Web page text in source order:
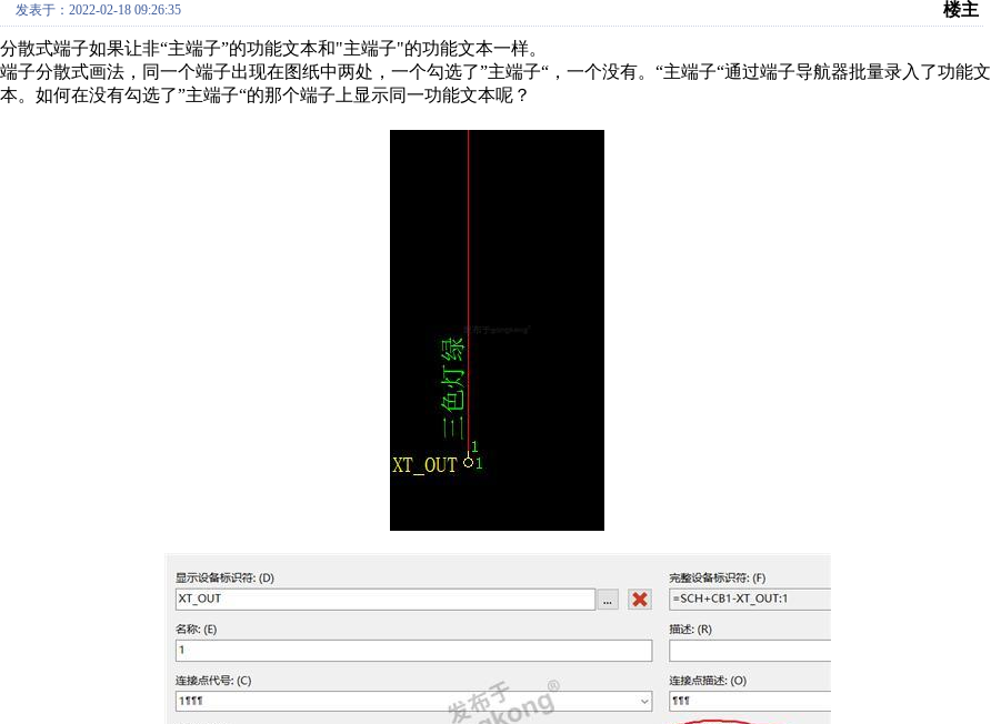
发表于：2022-02-18 09:26:35 楼主
分散式端子如果让非“主端子”的功能文本和"主端子"的功能文本一样。
端子分散式画法，同一个端子出现在图纸中两处，一个勾选了”主端子“，一个没有。“主端子“通过端子导航器批量录入了功能文
本。如何在没有勾选了”主端子“的那个端子上显示同一功能文本呢？